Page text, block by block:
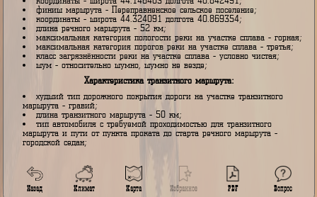
Характеристика речного маршрута:
река - Малая Лаба;
старт маршрута - Псебайское городское поселение;
координаты - широта 43.963488 долгота 40.702144;
середина маршрута - Андрюковское сельское поселение;
координаты - широта 44.146403 долгота 40.842491;
финиш маршрута - Переправненское сельское поселение;
координаты - широта 44.324091 долгота 40.869354;
длина речного маршрута - 52 км;
максимальная категория пологости реки на участке сплава -
максимальная категория порогов реки на участке сплава -
класс загрязнённости реки на участке сплава - условно чистая;
шум - относительно шумно, шумно не везде;
Характеристика транзитного маршрута:
худший тип дорожного покрытия дороги на участке транзитного